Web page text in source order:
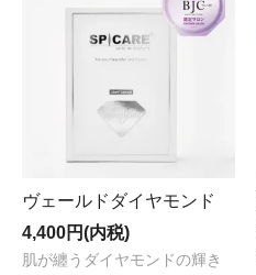
ヴェールドダイヤモンド
4,400円(内税)
肌が纏うダイヤモンドの輝き